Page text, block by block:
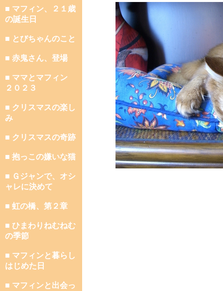
■ マフィン、２１歳
の誕生日
■ とびちゃんのこと
■ 赤鬼さん、登場
■ ママとマフィン
２０２３
■ クリスマスの楽し
み
■ クリスマスの奇跡
■ 抱っこの嫌いな猫
■ Ｇジャンで、オシ
ャレに決めて
■ 虹の橋、第２章
■ ひまわりねむねむ
の季節
■ マフィンと暮らし
はじめた日
■ マフィンと出会っ